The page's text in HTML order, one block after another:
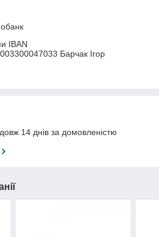
IBAN
Барчак Ігор
14 днів за домовленістю